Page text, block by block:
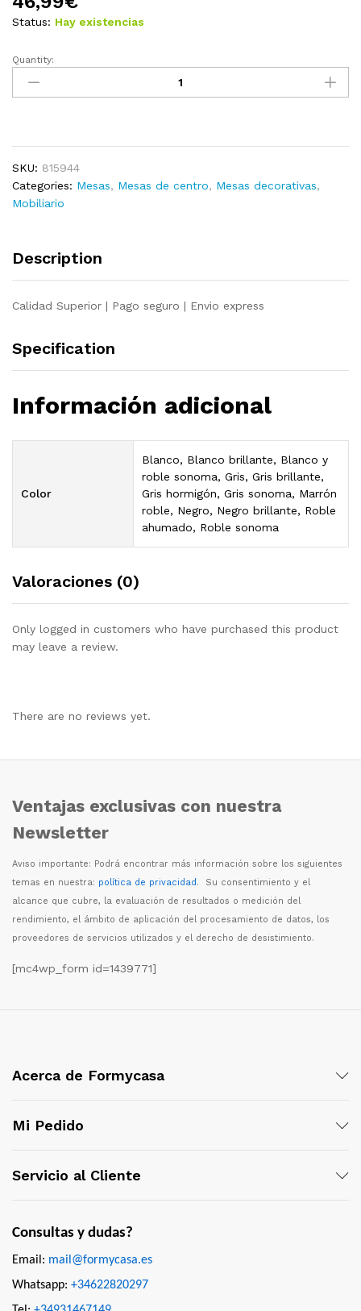
Status: Hay existencias
Mesa
centro
57x57x30
cm
quantity
Quantity:
SKU: 815944
Categories: Mesas, Mesas de centro, Mesas decorativas,
Mobiliario
Description
Calidad Superior | Pago seguro | Envio express
Specification
Información adicional
Color
Blanco, Blanco brillante, Blanco y
roble sonoma, Gris, Gris brillante,
Gris hormigón, Gris sonoma, Marrón
roble, Negro, Negro brillante, Roble
ahumado, Roble sonoma
Valoraciones (0)
Only logged in customers who have purchased this product
may leave a review.
There are no reviews yet.
Ventajas exclusivas con nuestra
Newsletter
Aviso importante: Podrá encontrar más información sobre los siguientes
temas en nuestra: política de privacidad. Su consentimiento y el
alcance que cubre, la evaluación de resultados o medición del
rendimiento, el ámbito de aplicación del procesamiento de datos, los
proveedores de servicios utilizados y el derecho de desistimiento.
[mc4wp_form id=1439771]
Acerca de Formycasa
Mi Pedido
Servicio al Cliente
Consultas y dudas?
Email: mail@formycasa.es
Whatsapp: +34622820297